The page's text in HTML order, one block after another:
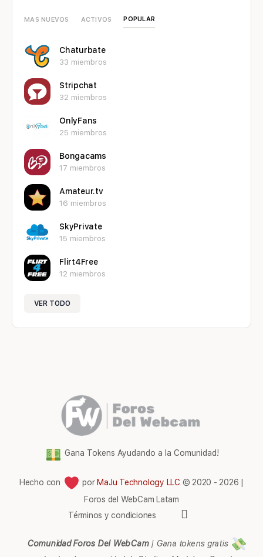
MAS NUEVOS ACTIVOS POPULAR
Chaturbate
33 miembros
Stripchat
32 miembros
OnlyFans
25 miembros
Bongacams
17 miembros
Amateur.tv
16 miembros
SkyPrivate
15 miembros
Flirt4Free
12 miembros
VER TODO
Gana Tokens Ayudando a la Comunidad!
Hecho con porMaJu Technology LLC © 2020 - 2026 |
Foros del WebCam Latam
Términos y condiciones
Comunidad Foros Del WebCam| Gana tokens gratis